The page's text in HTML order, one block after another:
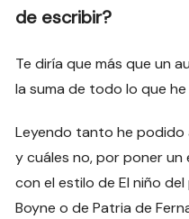
de escribir?
Te diría que más que un
la suma de todo lo que
Leyendo tanto he podido
y cuáles no, por poner un
con el estilo de El niño
Boyne o de Patria de